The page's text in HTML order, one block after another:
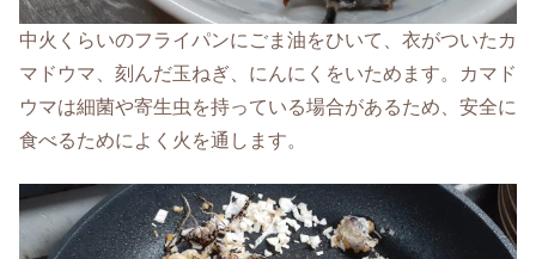
中火くらいのフライパンにごま油をひいて、衣がついたカ
マドウマ、刻んだ玉ねぎ、にんにくをいためます。カマド
ウマは細菌や寄生虫を持っている場合があるため、安全に
食べるためによく火を通します。